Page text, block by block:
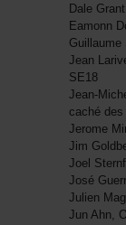
Dale
Eamonn
Guillaume
Jean
SE18
Jean-
caché
Jerome
Jim
Joel
José
Julien
Jun Ahn,